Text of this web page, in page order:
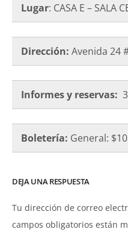
Lugar: CASA E – SALA
Dirección: Avenida 24
Informes y reservas:
Boletería: General:
DEJA UNA RESPUESTA
Tu dirección de correo
campos obligatorios están